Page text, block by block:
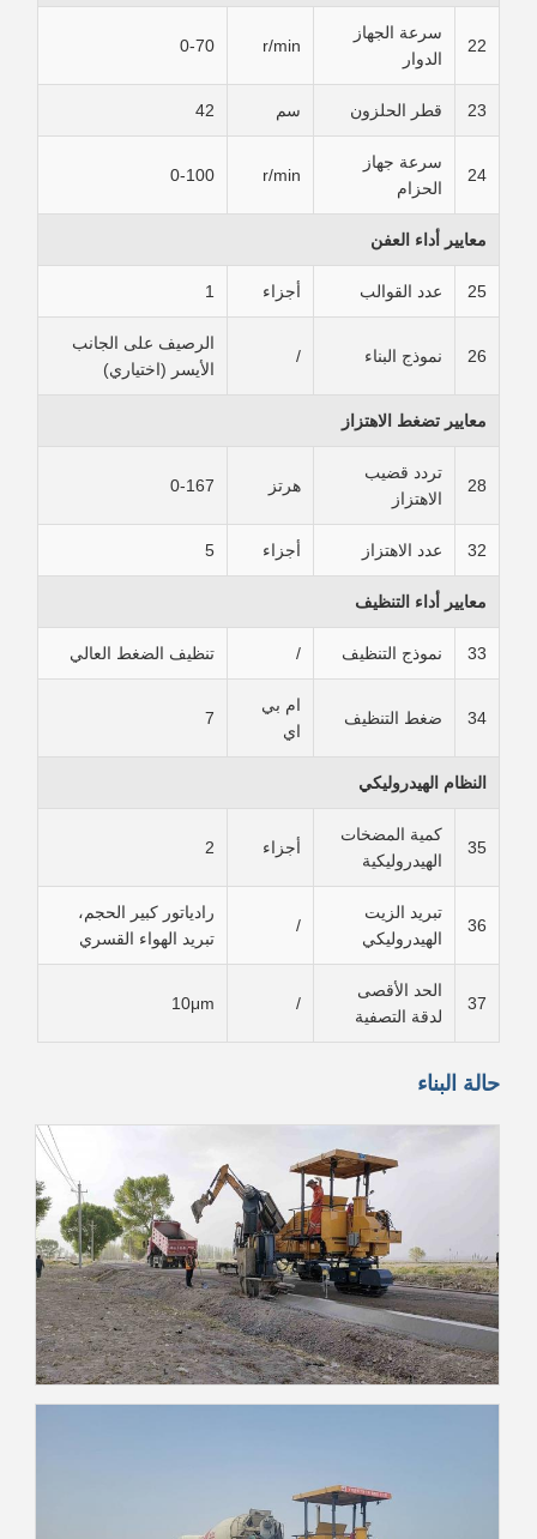
22
سرعة الجهاز
الدوار
r/min
0-70
23 قطر الحلزون سم 42
24
سرعة جهاز
الحزام
r/min
0-100
معايير أداء العفن
25 عدد القوالب أجزاء 1
26 نموذج البناء /
الرصيف على الجانب
الأيسر (اختياري)
معايير تضغط الاهتزاز
28
تردد قضيب
الاهتزاز
هرتز 0-167
32 عدد الاهتزاز أجزاء 5
معايير أداء التنظيف
33 نموذج التنظيف / تنظيف الضغط العالي
34 ضغط التنظيف
ام بي
اي
7
النظام الهيدروليكي
35
كمية المضخات
الهيدروليكية
أجزاء 2
36
تبريد الزيت
الهيدروليكي
/
رادياتور كبير الحجم،
تبريد الهواء القسري
37
الحد الأقصى
لدقة التصفية
/
10μm
حالة البناء